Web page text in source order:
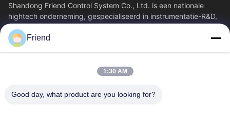
Shandong Friend Control System Co., Ltd. is een nationale
hightech onderneming, gespecialiseerd in instrumentatie-R&D,
productie en industriële...
Snelkoppelingen
Over Ons
Fabrieksreis
Kwaliteitscontrole
Friend
1:30 AM
Good day, what product are you looking for?